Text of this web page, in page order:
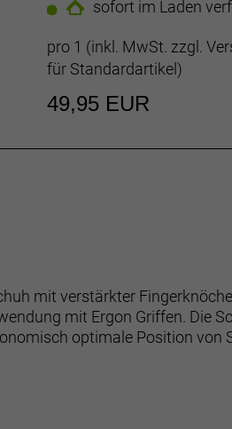
sofort im Laden
pro 1 (inkl. MwSt. zzgl.
für Standardartikel)
49,95 EUR
mit verstärkter
mit Ergon Griffen. Die
optimale Position